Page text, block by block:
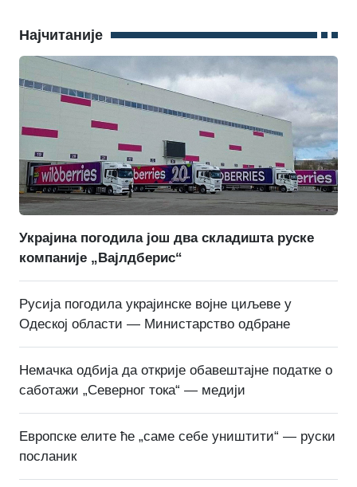
Најчитаније
Украјина погодила још два складишта руске
компаније „Вајлдберис“
Русија погодила украјинске војне циљеве у
Одеској области — Министарство одбране
Немачка одбија да открије обавештајне податке о
саботажи „Северног тока“ — медији
Европске елите ће „саме себе уништити“ — руски
посланик